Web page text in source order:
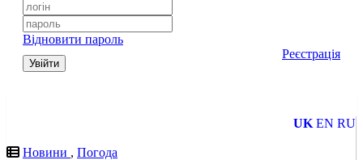
Відновити пароль
Увійти
Реєстрація
UK EN RU
Новини , Погода